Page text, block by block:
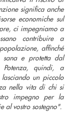
significa anche
economiche sul
ci impegniamo a
contribuire a
affinché
sana e protetta dal
quindi, a
un piccolo
nella vita di chi si
impegno per la
al vostro sostegno".